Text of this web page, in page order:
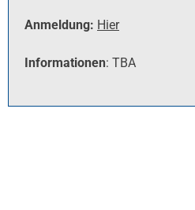
Anmeldung: Hier
Informationen: TBA